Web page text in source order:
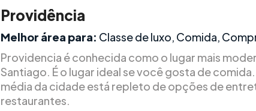
Providência
Melhor área para: Classe de luxo, Comida,
Providencia é conhecida como o lugar mais
Santiago. É o lugar ideal se você gosta de
média da cidade está repleto de opções de
restaurantes.